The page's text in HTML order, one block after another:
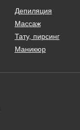
Депиляция
Массаж
Тату, пирсинг
Маникюр